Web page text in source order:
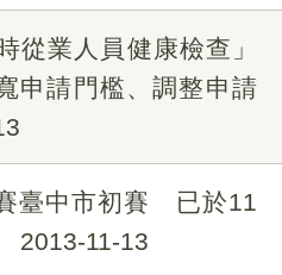
從業人員健康檢查」
申請門檻、調整申請
臺中市初賽 已於11
2013-11-13